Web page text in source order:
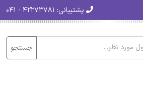
پشتیبانی:
جستجو